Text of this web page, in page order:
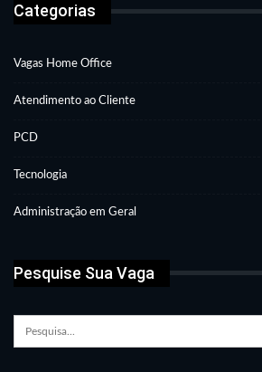
Categorias
Vagas Home Office
Atendimento ao Cliente
PCD
Tecnologia
Administração em Geral
Pesquise Sua Vaga